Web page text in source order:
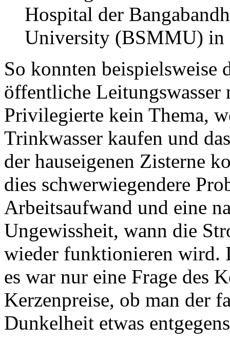
Hospital der
University (BSMMU) in
So konnten beispielsweise
öffentliche Leitungswasser
Privilegierte kein Thema,
Trinkwasser kaufen und
der hauseigenen Zisterne
dies schwerwiegendere
Arbeitsaufwand und eine
Ungewissheit, wann die
wieder funktionieren wird.
es war nur eine Frage des
Kerzenpreise, ob man der
Dunkelheit etwas